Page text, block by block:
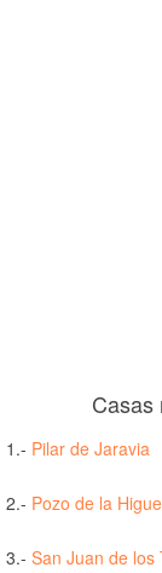
Casas
1.- Pilar de Jaravia
2.- Pozo de la
3.- San Juan de los